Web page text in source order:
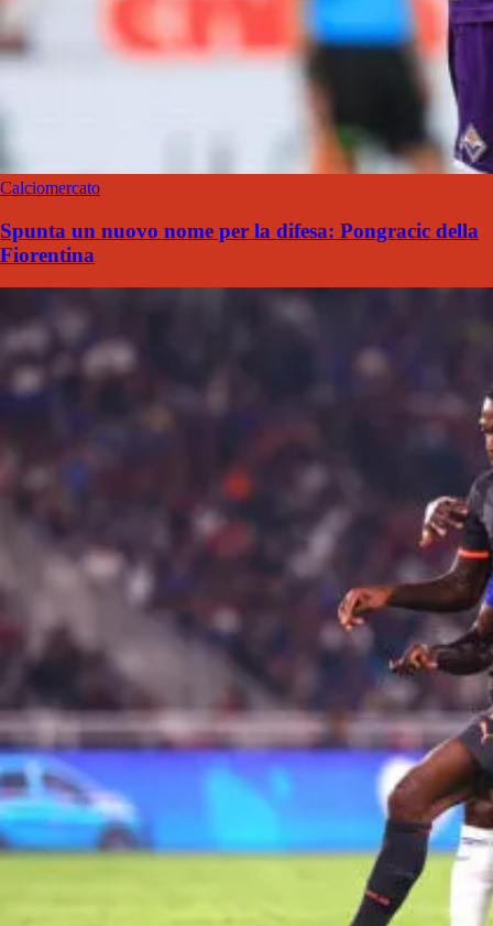
Calciomercato
Spunta un nuovo nome per la difesa: Pongracic della
Fiorentina